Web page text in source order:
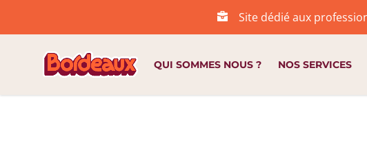
Site dédié aux
QUI SOMMES NOUS ? NOS SERVICES